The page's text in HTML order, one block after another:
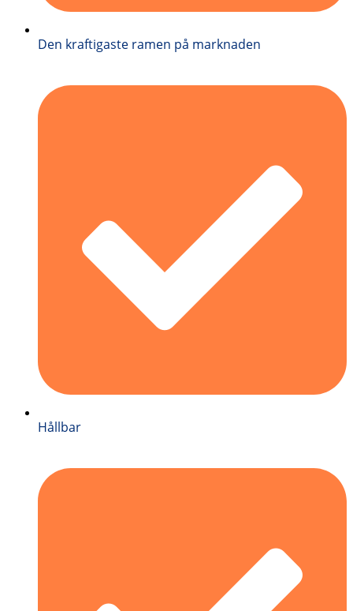
Den kraftigaste ramen på marknaden
Hållbar